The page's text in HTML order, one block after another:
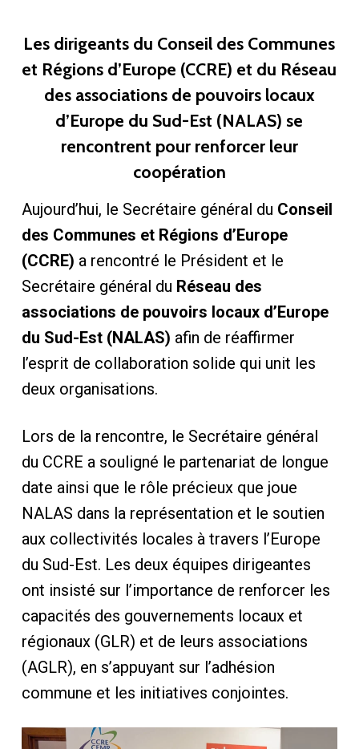
Les dirigeants du Conseil des Communes
et Régions d’Europe (CCRE) et du Réseau
des associations de pouvoirs locaux
d’Europe du Sud-Est (NALAS) se
rencontrent pour renforcer leur
coopération
Aujourd’hui, le Secrétaire général du Conseil
des Communes et Régions d’Europe
(CCRE) a rencontré le Président et le
Secrétaire général du Réseau des
associations de pouvoirs locaux d’Europe
du Sud-Est (NALAS) afin de réaffirmer
l’esprit de collaboration solide qui unit les
deux organisations.
Lors de la rencontre, le Secrétaire général
du CCRE a souligné le partenariat de longue
date ainsi que le rôle précieux que joue
NALAS dans la représentation et le soutien
aux collectivités locales à travers l’Europe
du Sud-Est. Les deux équipes dirigeantes
ont insisté sur l’importance de renforcer les
capacités des gouvernements locaux et
régionaux (GLR) et de leurs associations
(AGLR), en s’appuyant sur l’adhésion
commune et les initiatives conjointes.